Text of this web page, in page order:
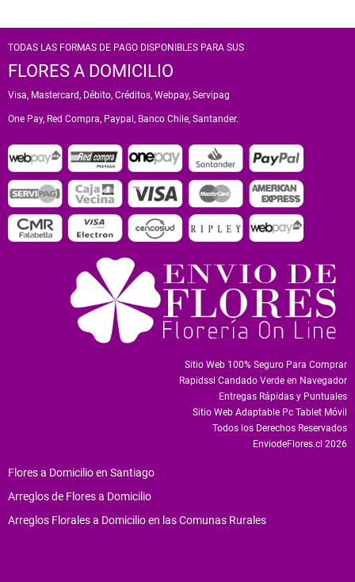
TODAS LAS FORMAS DE PAGO DISPONIBLES PARA SUS
FLORES A DOMICILIO
Visa, Mastercard, Débito, Créditos, Webpay, Servipag
One Pay, Red Compra, Paypal, Banco Chile, Santander.
Sitio Web 100% Seguro Para Comprar
Rapidssl Candado Verde en Navegador
Entregas Rápidas y Puntuales
Sitio Web Adaptable Pc Tablet Móvil
Todos los Derechos Reservados
EnviodeFlores.cl 2026
Flores a Domicilio en Santiago
Arreglos de Flores a Domicilio
Arreglos Florales a Domicilio en las Comunas Rurales